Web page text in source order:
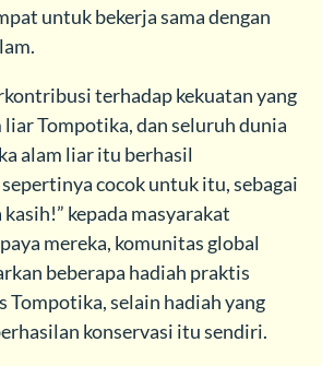
untuk bekerja sama dengan
terhadap kekuatan yang
liar Tompotika, dan seluruh dunia
alam liar itu berhasil
cocok untuk itu, sebagai
kepada masyarakat
mereka, komunitas global
beberapa hadiah praktis
Tompotika, selain hadiah yang
konservasi itu sendiri.